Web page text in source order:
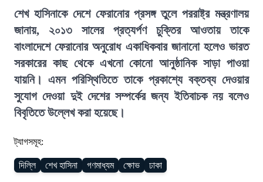
শেখ হাসিনাকে দেশে ফেরানোর প্রসঙ্গ তুলে পররাষ্ট্র মন্ত্রণালয়
জানায়, ২০১৩ সালের প্রত্যর্পণ চুক্তির আওতায় তাকে
বাংলাদেশে ফেরানোর অনুরোধ একাধিকবার জানানো হলেও ভারত
সরকারের কাছ থেকে এখনো কোনো আনুষ্ঠানিক সাড়া পাওয়া
যায়নি। এমন পরিস্থিতিতে তাকে প্রকাশ্যে বক্তব্য দেওয়ার
সুযোগ দেওয়া দুই দেশের সম্পর্কের জন্য ইতিবাচক নয় বলেও
বিবৃতিতে উল্লেখ করা হয়েছে।
ট্যাগসমূহ:
দিল্লি শেখ হাসিনা গণমাধ্যম ক্ষোভ ঢাকা